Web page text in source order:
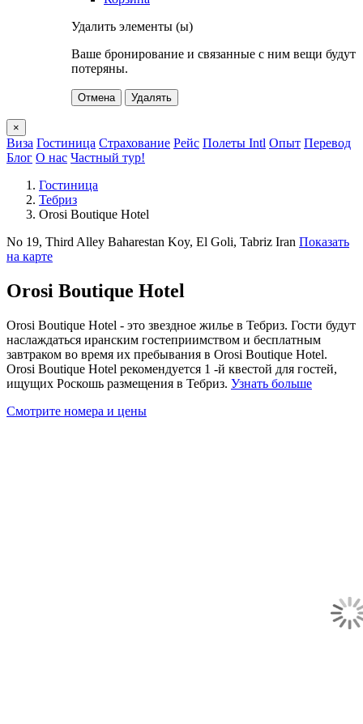
Удалить элементы (ы)
Ваше бронирование и связанные с ним вещи будут
потеряны.
Отмена Удалять
×
Виза Гостиница Страхование Рейс Полеты Intl Опыт Перевод
Блог О нас Частный тур!
Гостиница
Тебриз
Orosi Boutique Hotel
No 19, Third Alley Baharestan Koy, El Goli, Tabriz Iran Показать
на карте
Orosi Boutique Hotel
Orosi Boutique Hotel - это звездное жилье в Тебриз. Гости будут
наслаждаться иранским гостеприимством и бесплатным
завтраком во время их пребывания в Orosi Boutique Hotel.
Orosi Boutique Hotel рекомендуется 1 -й квестой для гостей,
ищущих Роскошь размещения в Тебриз. Узнать больше
Смотрите номера и цены